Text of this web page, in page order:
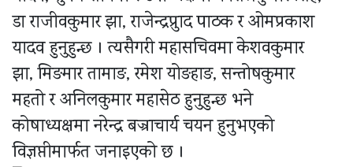
डा राजीवकुमार झा, राजेन्द्रप्रुाद पाठक र ओमप्रकाश
यादव हुनुहुन्छ । त्यसैगरी महासचिवमा केशवकुमार
झा, मिङमार तामाङ, रमेश योङहाङ, सन्तोषकुमार
महतो र अनिलकुमार महासेठ हुनुहुन्छ भने
कोषाध्यक्षमा नरेन्द्र बज्राचार्य चयन हुनुभएको
विज्ञप्तीमार्फत जनाइएको छ ।